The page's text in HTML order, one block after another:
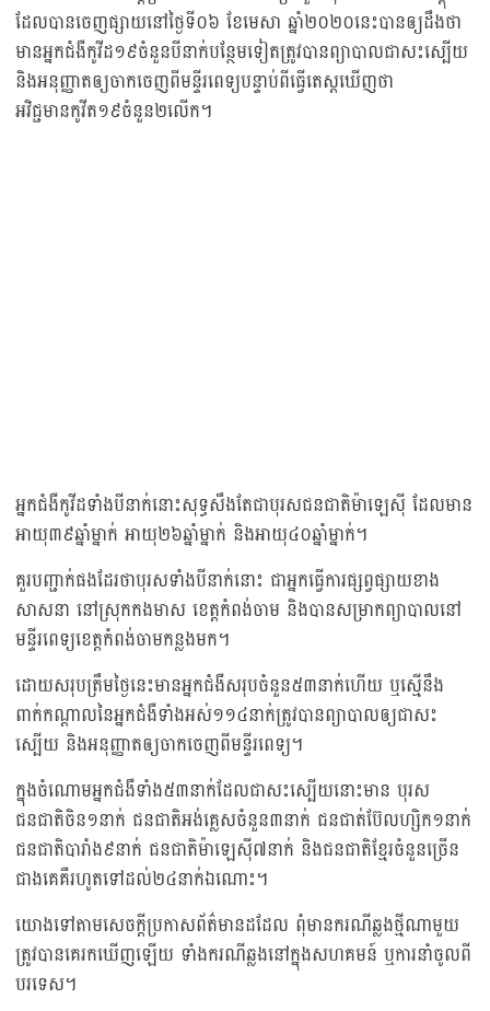
ដែលបានចេញផ្សាយនៅថ្ងៃទី០៦ ខែមេសា ឆ្នាំ២០២០នេះបានឲ្យដឹងថា
មានអ្នកជំងឺកូវីដ១៩ចំនួនបីនាក់បន្ថែមទៀតត្រូវបានព្យាបាលជាសះស្បើយ
និងអនុញ្ញាតឲ្យចាកចេញពីមន្ទីរពេទ្យបន្ទាប់ពីធ្វើតេស្តឃើញថា
អវិជ្ជមានកូវីត១៩ចំនួន២លើក។
អ្នកជំងឺកូវីដទាំងបីនាក់នោះសុទ្ធសឹងតែជាបុរសជនជាតិម៉ាឡេស៊ី ដែលមាន
អាយុ៣៩ឆ្នាំម្នាក់ អាយុ២៦ឆ្នាំម្នាក់ និងអាយុ៤០ឆ្នាំម្នាក់។
គួរបញ្ជាក់ផងដែរថាបុរសទាំងបីនាក់នោះ ជាអ្នកធ្វើការផ្សព្វផ្សាយខាង
សាសនា នៅស្រុកកងមាស ខេត្តកំពង់ចាម និងបានសម្រាកព្យាបាលនៅ
មន្ទីរពេទ្យខេត្តកំពង់ចាមកន្លងមក។
ដោយសរុបត្រឹមថ្ងៃនេះមានអ្នកជំងឺសរុបចំនួន៥៣នាក់ហើយ ឬស្មើនឹង
ពាក់កណ្ដាលនៃអ្នកជំងឺទាំងអស់១១៤នាក់ត្រូវបានព្យាបាលឲ្យជាសះ
ស្បើយ និងអនុញ្ញាតឲ្យចាកចេញពីមន្ទីរពេទ្យ។
ក្នុងចំណោមអ្នកជំងឺទាំង៥៣នាក់ដែលជាសះស្បើយនោះមាន បុរស
ជនជាតិចិន១នាក់ ជនជាតិអង់គ្លេសចំនួន៣នាក់ ជនជាត់ប៊ែលហ្សិក១នាក់
ជនជាតិបារាំង៩នាក់ ជនជាតិម៉ាឡេស៊ី៧នាក់ និងជនជាតិខ្មែរចំនួនច្រើន
ជាងគេគឺរហូតទៅដល់២៤នាក់ឯណោះ។
យោងទៅតាមសេចក្ដីប្រកាសព័ត៌មានដដែល ពុំមានករណីឆ្លងថ្មីណាមួយ
ត្រូវបានគេរកឃើញឡើយ ទាំងករណីឆ្លងនៅក្នុងសហគមន៍ ឬការនាំចូលពី
បរទេស។